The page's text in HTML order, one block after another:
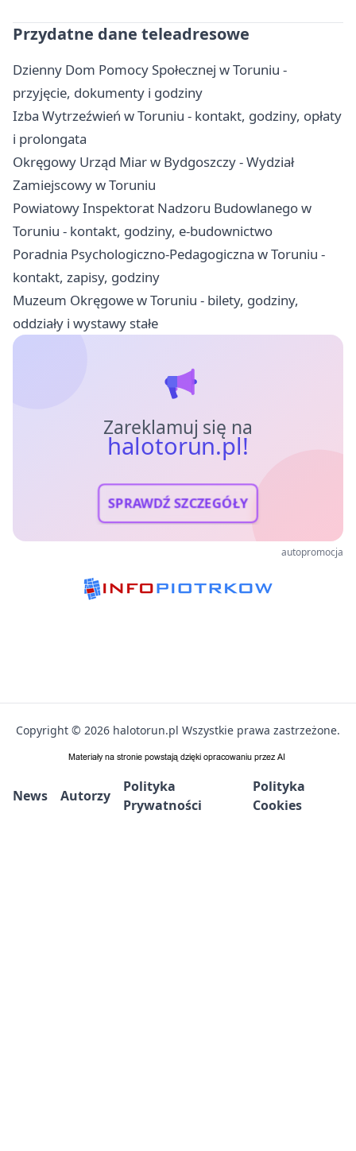
Przydatne dane teleadresowe
Dzienny Dom Pomocy Społecznej w Toruniu -
przyjęcie, dokumenty i godziny
Izba Wytrzeźwień w Toruniu - kontakt, godziny, opłaty
i prolongata
Okręgowy Urząd Miar w Bydgoszczy - Wydział
Zamiejscowy w Toruniu
Powiatowy Inspektorat Nadzoru Budowlanego w
Toruniu - kontakt, godziny, e-budownictwo
Poradnia Psychologiczno-Pedagogiczna w Toruniu -
kontakt, zapisy, godziny
Muzeum Okręgowe w Toruniu - bilety, godziny,
oddziały i wystawy stałe
Zareklamuj się na
halotorun.pl!
SPRAWDŹ SZCZEGÓŁY
autopromocja
Copyright © 2026 halotorun.pl Wszystkie prawa zastrzeżone.
News Autorzy
Polityka
Prywatności
Polityka
Cookies